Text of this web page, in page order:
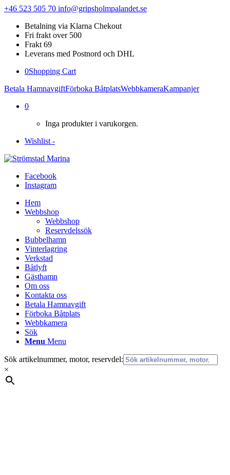
+46 523 505 70 info@gripsholmpalandet.se
Betalning via Klarna Chekout
Fri frakt over 500
Frakt 69
Leverans med Postnord och DHL
0Shopping Cart
Betala HamnavgiftFörboka BåtplatsWebbkameraKampanjer
0
Inga produkter i varukorgen.
Wishlist -
Facebook
Instagram
Hem
Webbshop
Webbshop
Reservdelssök
Bubbelhamn
Vinterlagring
Verkstad
Båtlyft
Gästhamn
Om oss
Kontakta oss
Betala Hamnavgift
Förboka Båtplats
Webbkamera
Sök
Menu Menu
Sök artikelnummer, motor, reservdel:
×